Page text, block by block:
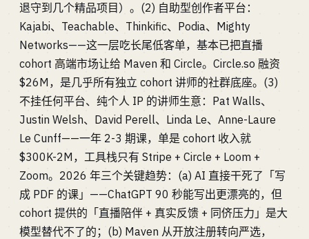
退守到几个精品项目）。(2) 自助型创作者平台：
Kajabi、Teachable、Thinkific、Podia、Mighty
Networks——这一层吃长尾低客单，基本已把直播
cohort 高端市场让给 Maven 和 Circle。Circle.so 融资
$26M，是几乎所有独立 cohort 讲师的社群底座。(3)
不挂任何平台、纯个人 IP 的讲师生意：Pat Walls、
Justin Welsh、David Perell、Linda Le、Anne-Laure
Le Cunff——一年 2-3 期课，单是 cohort 收入就
$300K-2M，工具栈只有 Stripe + Circle + Loom +
Zoom。2026 年三个关键趋势：(a) AI 直接干死了「写
成 PDF 的课」——ChatGPT 90 秒能写出更漂亮的，但
cohort 提供的「直播陪伴 + 真实反馈 + 同侪压力」是大
模型替代不了的；(b) Maven 从开放注册转向严选，